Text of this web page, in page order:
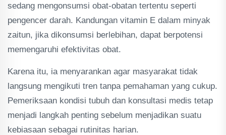
sedang mengonsumsi obat-obatan tertentu seperti
pengencer darah. Kandungan vitamin E dalam minyak
zaitun, jika dikonsumsi berlebihan, dapat berpotensi
memengaruhi efektivitas obat.
Karena itu, ia menyarankan agar masyarakat tidak
langsung mengikuti tren tanpa pemahaman yang cukup.
Pemeriksaan kondisi tubuh dan konsultasi medis tetap
menjadi langkah penting sebelum menjadikan suatu
kebiasaan sebagai rutinitas harian.